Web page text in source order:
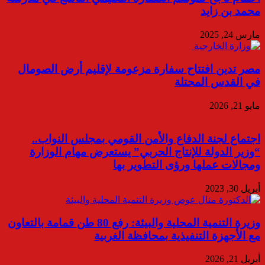
محمد بن زايد
مارس 24, 2025
مصر تدين افتتاح سفارة مزعومة لإقليم أرض الصومال
في القدس المحتلة
مايو 21, 2026
اجتماع لجنة الدفاع والأمن القومي بمجلس النواب..
“وزير الدولة للإنتاج الحربي” يستعرض مهام الوزارة
ومجالات عملها ورؤى التطوير بها
أبريل 30, 2023
وزيرة التنمية المحلية والبيئة: رفع 80 طن قمامة بالتعاون
مع الأجهزة التنفيذية بمحافظة الغربية
أبريل 21, 2026